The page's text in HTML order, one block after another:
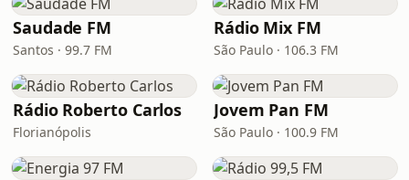
Saudade FM
Santos · 99.7 FM
Rádio Mix FM
São Paulo · 106.3 FM
Rádio Roberto Carlos
Florianópolis
Jovem Pan FM
São Paulo · 100.9 FM